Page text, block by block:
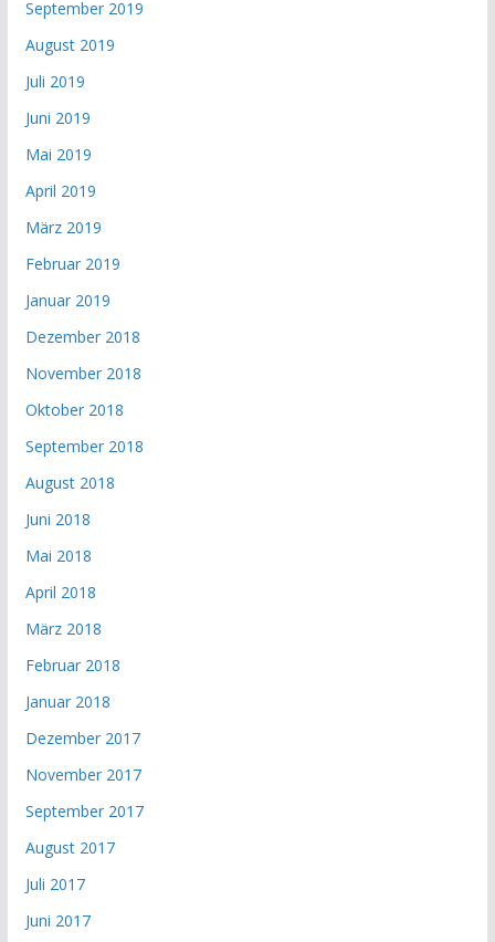
September 2019
August 2019
Juli 2019
Juni 2019
Mai 2019
April 2019
März 2019
Februar 2019
Januar 2019
Dezember 2018
November 2018
Oktober 2018
September 2018
August 2018
Juni 2018
Mai 2018
April 2018
März 2018
Februar 2018
Januar 2018
Dezember 2017
November 2017
September 2017
August 2017
Juli 2017
Juni 2017